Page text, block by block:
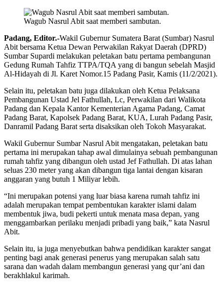
Wagub Nasrul Abit saat memberi sambutan.
Padang, Editor.-Wakil Gubernur Sumatera Barat (Sumbar) Nasrul
Abit bersama Ketua Dewan Perwakilan Rakyat Daerah (DPRD)
Sumbar Supardi melakukan peletakan batu pertama pembangunan
Gedung Rumah Tahfiz TTPA/TQA yang di bangun sebelah Masjid
Al-Hidayah di Jl. Karet Nomor.15 Padang Pasir, Kamis (11/2/2021).
Selain itu, peletakan batu juga dilakukan oleh Ketua Pelaksana
Pembangunan Ustad Jel Fathullah, Lc, Perwakilan dari Walikota
Padang dan Kepala Kantor Kementerian Agama Padang, Camat
Padang Barat, Kapolsek Padang Barat, KUA, Lurah Padang Pasir,
Danramil Padang Barat serta disaksikan oleh Tokoh Masyarakat.
Wakil Gubernur Sumbar Nasrul Abit mengatakan, peletakan batu
pertama ini merupakan tahap awal dimulainya sebuah pembangunan
rumah tahfiz yang dibangun oleh ustad Jef Fathullah. Di atas lahan
seluas 230 meter yang akan dibangun tiga lantai dengan kisaran
anggaran yang butuh 1 Miliyar lebih.
“Ini merupakan potensi yang luar biasa karena rumah tahfiz ini
adalah merupakan tempat pembentukan karakter islami dalam
membentuk jiwa, budi pekerti untuk menata masa depan, yang
menggambarkan perilaku menjadi pribadi yang baik,” kata Nasrul
Abit.
Selain itu, ia juga menyebutkan bahwa pendidikan karakter sangat
penting bagi anak generasi penerus yang merupakan salah satu
sarana dan wadah dalam membangun generasi yang qur’ani dan
berakhlakul karimah.